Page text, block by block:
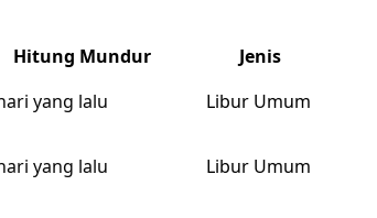
Hitung Mundur Jenis
yang lalu Libur Umum
yang lalu Libur Umum